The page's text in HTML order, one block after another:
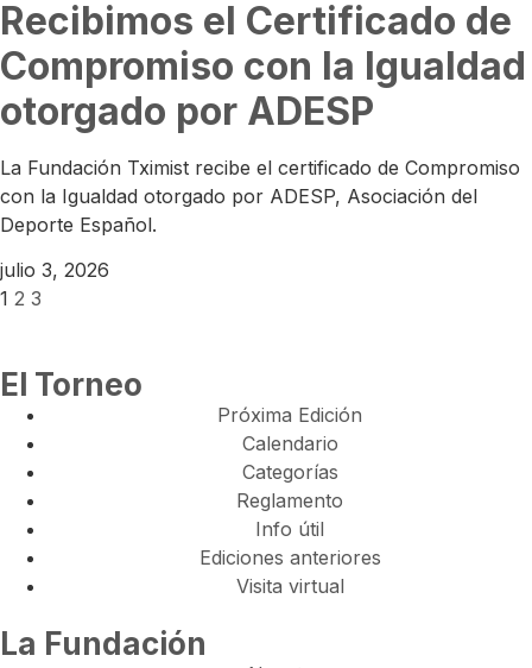
Recibimos el Certificado de
Compromiso con la Igualdad
otorgado por ADESP
La Fundación Tximist recibe el certificado de Compromiso
con la Igualdad otorgado por ADESP, Asociación del
Deporte Español.
julio 3, 2026
1 2 3
El Torneo
Próxima Edición
Calendario
Categorías
Reglamento
Info útil
Ediciones anteriores
Visita virtual
La Fundación